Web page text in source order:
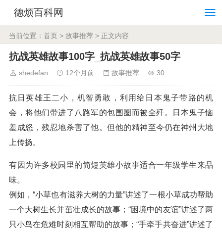
德烦百科网
当前位置： 首页 > 故事推荐 > 正文内容
抗战英雄故事100字_抗战英雄故事50字
shedefan 12个月前 故事推荐 30
抗日英雄王二小，机智勇敢，利用给日本鬼子带路的机
会，将他们带进了八路军的包围圈而被全歼。日本鬼子恼
羞成怒，残忍地杀害了他。但他的精神至今仍在神州大地
上传扬。
有因为许多校园里的简短英雄小故事适合一年级学生来品
味。
例如，“小草也有滋养大树的力量”讲述了一根小草成功帮助
一个大树生长并茁壮成长的故事；“困境中的友谊”讲述了两
只小鸟在危难时刻相互帮助的故事；“手牵手共奋进”讲述了